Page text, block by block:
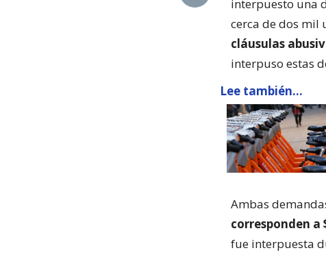
interpuesto una
cerca de dos mil
cláusulas
interpuso estas
Lee también...
Ambas
corresponden a
fue interpuesta